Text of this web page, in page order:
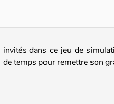
de temps pour remettre son